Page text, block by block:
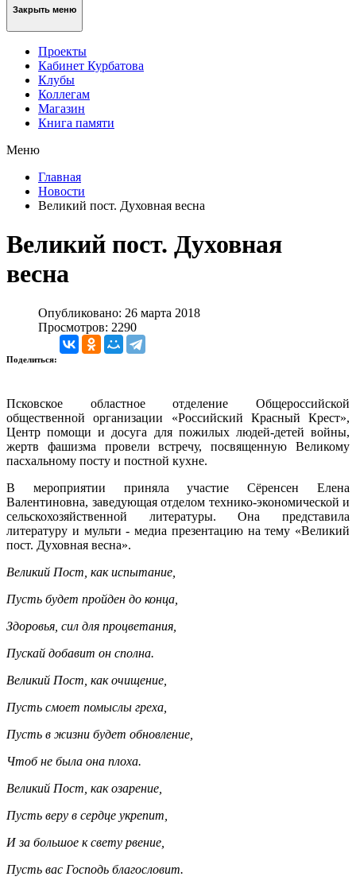
Закрыть меню
Проекты
Кабинет Курбатова
Клубы
Коллегам
Магазин
Книга памяти
Меню
Главная
Новости
Великий пост. Духовная весна
Великий пост. Духовная
весна
Опубликовано: 26 марта 2018
Просмотров: 2290
Поделиться:
Псковское областное отделение Общероссийской
общественной организации «Российский Красный Крест»,
Центр помощи и досуга для пожилых людей-детей войны,
жертв фашизма провели встречу, посвященную Великому
пасхальному посту и постной кухне.
В мероприятии приняла участие Сёренсен Елена
Валентиновна, заведующая отделом технико-экономической и
сельскохозяйственной литературы. Она представила
литературу и мульти - медиа презентацию на тему «Великий
пост. Духовная весна».
Великий Пост, как испытание,
Пусть будет пройден до конца,
Здоровья, сил для процветания,
Пускай добавит он сполна.
Великий Пост, как очищение,
Пусть смоет помыслы греха,
Пусть в жизни будет обновление,
Чтоб не была она плоха.
Великий Пост, как озарение,
Пусть веру в сердце укрепит,
И за большое к свету рвение,
Пусть вас Господь благословит.